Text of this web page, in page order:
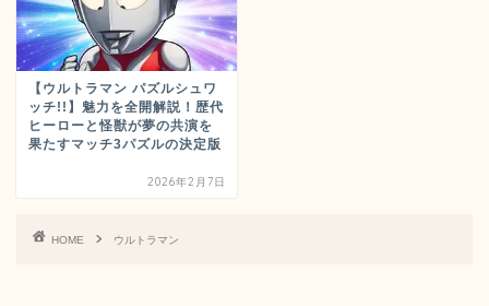
【ウルトラマン パズルシュワ
ッチ!!】魅力を全開解説！歴代
ヒーローと怪獣が夢の共演を
果たすマッチ3パズルの決定版
2026年2月7日
HOME ウルトラマン